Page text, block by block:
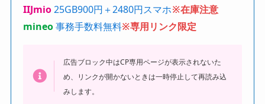
IIJmio25GB900円＋2480円スマホ※在庫注意
mineo事務手数料無料※専用リンク限定
広告ブロック中はCP専用ページが表示されないた
め、リンクが開かないときは一時停止して再読み込
みします。